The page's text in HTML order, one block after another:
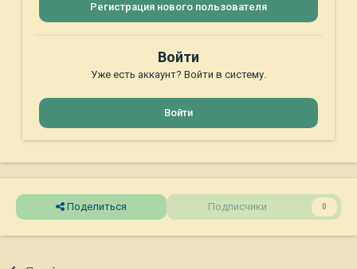
Регистрация нового пользователя
Войти
Уже есть аккаунт? Войти в систему.
Войти
Поделиться Подписчики 0